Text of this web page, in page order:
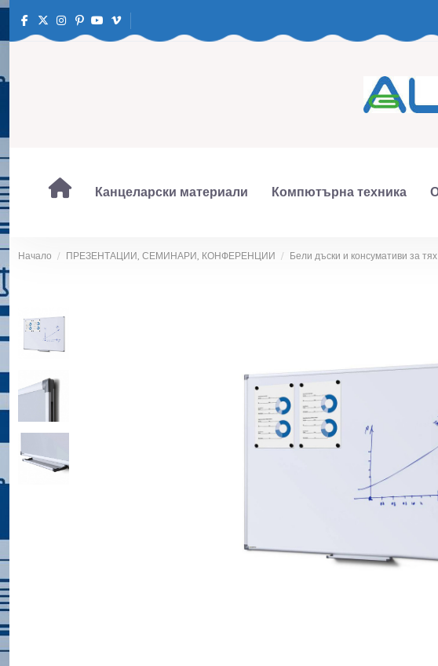
Канцеларски материали Компютърна техника
Начало ПРЕЗЕНТАЦИИ, СЕМИНАРИ, КОНФЕРЕНЦИИ Бели дъски и консумативи за тях